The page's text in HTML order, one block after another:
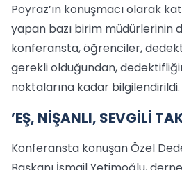
Poyraz’ın konuşmacı olarak
yapan bazı birim müdürlerinin
konferansta, öğrenciler,
gerekli olduğundan,
noktalarına kadar bilgilendirildi.
’EŞ, NİŞANLI, SEVGİLİ
Konferansta konuşan Özel